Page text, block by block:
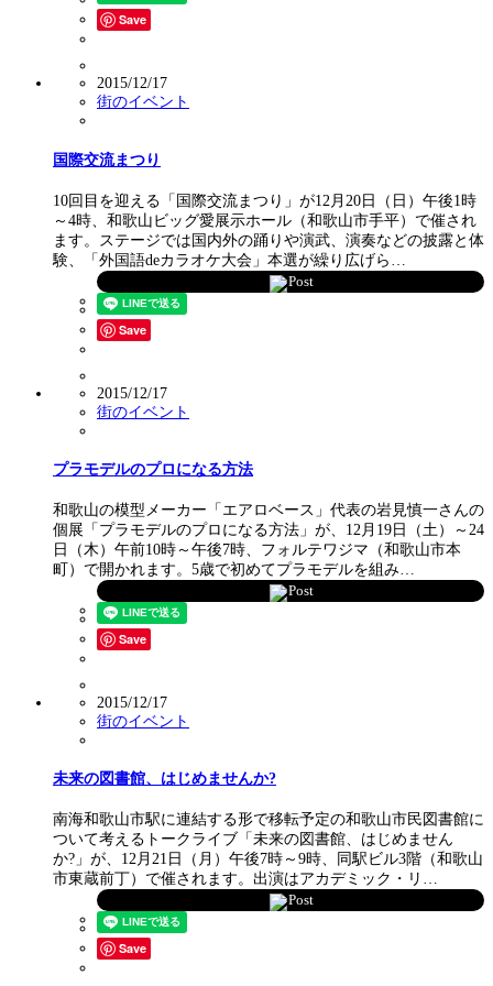
Save
2015/12/17
街のイベント
国際交流まつり
10回目を迎える「国際交流まつり」が12月20日（日）午後1時
～4時、和歌山ビッグ愛展示ホール（和歌山市手平）で催され
ます。ステージでは国内外の踊りや演武、演奏などの披露と体
験、「外国語deカラオケ大会」本選が繰り広げら…
Post
Save
2015/12/17
街のイベント
プラモデルのプロになる方法
和歌山の模型メーカー「エアロベース」代表の岩見慎一さんの
個展「プラモデルのプロになる方法」が、12月19日（土）～24
日（木）午前10時～午後7時、フォルテワジマ（和歌山市本
町）で開かれます。5歳で初めてプラモデルを組み…
Post
Save
2015/12/17
街のイベント
未来の図書館、はじめませんか?
南海和歌山市駅に連結する形で移転予定の和歌山市民図書館に
ついて考えるトークライブ「未来の図書館、はじめません
か?」が、12月21日（月）午後7時～9時、同駅ビル3階（和歌山
市東蔵前丁）で催されます。出演はアカデミック・リ…
Post
Save